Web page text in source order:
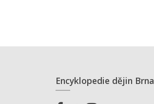
Encyklopedie dějin Brna